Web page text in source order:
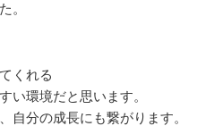
。
くれる
い環境だと思います。
自分の成長にも繋がります。